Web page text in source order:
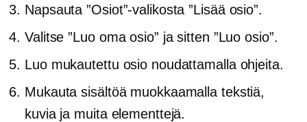
Napsauta ”Osiot”-valikosta ”Lisää osio”.
Valitse ”Luo oma osio” ja sitten ”Luo osio”.
Luo mukautettu osio noudattamalla ohjeita.
Mukauta sisältöä muokkaamalla tekstiä,
kuvia ja muita elementtejä.